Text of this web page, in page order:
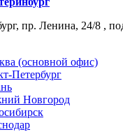
пр. Ленина, 24/8 ,
(основной офис)
Петербург
Новгород